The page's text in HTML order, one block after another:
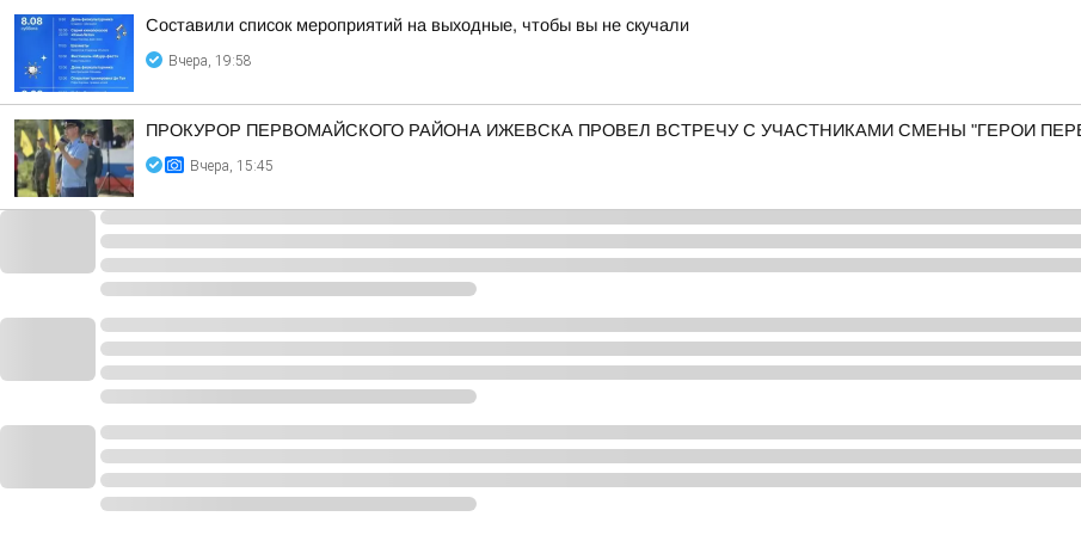
Составили список мероприятий на выходные, чтобы вы не скучали
Вчера, 19:58
ПРОКУРОР ПЕРВОМАЙСКОГО РАЙОНА ИЖЕВСКА ПРОВЕЛ ВСТРЕЧУ С УЧАСТНИКАМИ СМЕНЫ "ГЕРОИ
Вчера, 15:45